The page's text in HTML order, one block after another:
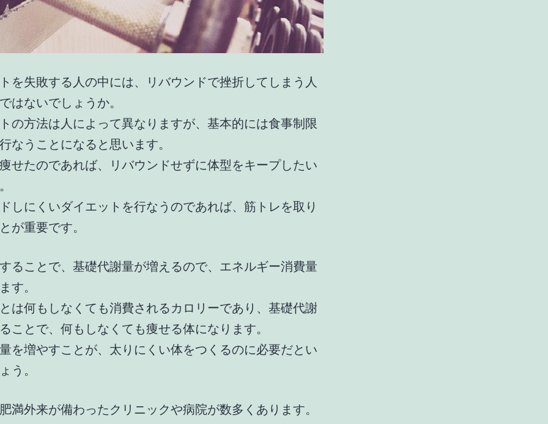
を失敗する人の中には、リバウンドで挫折してしまう人
はないでしょうか。
の方法は人によって異なりますが、基本的には食事制限
なうことになると思います。
せたのであれば、リバウンドせずに体型をキープしたい
しにくいダイエットを行なうのであれば、筋トレを取り
が重要です。
ることで、基礎代謝量が増えるので、エネルギー消費量
す。
は何もしなくても消費されるカロリーであり、基礎代謝
ことで、何もしなくても痩せる体になります。
を増やすことが、太りにくい体をつくるのに必要だとい
う。
満外来が備わったクリニックや病院が数多くあります。